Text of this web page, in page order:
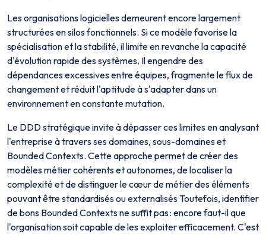
Les organisations logicielles demeurent encore largement
structurées en silos fonctionnels. Si ce modèle favorise la
spécialisation et la stabilité, il limite en revanche la capacité
d'évolution rapide des systèmes. Il engendre des
dépendances excessives entre équipes, fragmente le flux de
changement et réduit l'aptitude à s'adapter dans un
environnement en constante mutation.
Le DDD stratégique invite à dépasser ces limites en analysant
l'entreprise à travers ses domaines, sous-domaines et
Bounded Contexts. Cette approche permet de créer des
modèles métier cohérents et autonomes, de localiser la
complexité et de distinguer le cœur de métier des éléments
pouvant être standardisés ou externalisés Toutefois, identifier
de bons Bounded Contexts ne suffit pas : encore faut-il que
l'organisation soit capable de les exploiter efficacement. C'est